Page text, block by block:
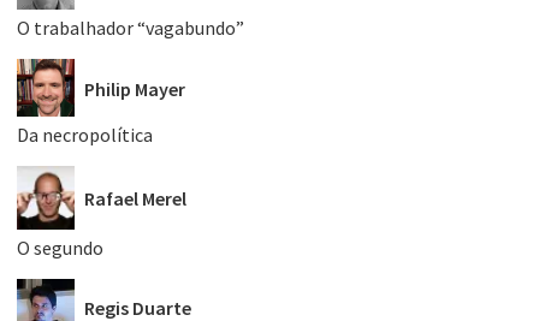
O trabalhador “vagabundo”
Philip Mayer
Da necropolítica
Rafael Merel
O segundo
Regis Duarte